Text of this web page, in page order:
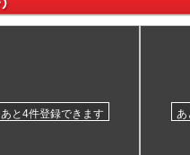
あと4件登録できます あ